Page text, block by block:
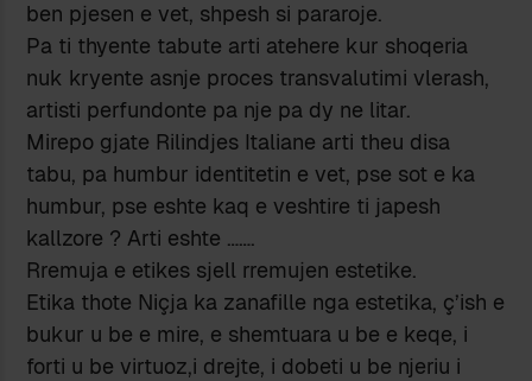
ben pjesen e vet, shpesh si pararoje.
Pa ti thyente tabute arti atehere kur shoqeria
nuk kryente asnje proces transvalutimi vlerash,
artisti perfundonte pa nje pa dy ne litar.
Mirepo gjate Rilindjes Italiane arti theu disa
tabu, pa humbur identitetin e vet, pse sot e ka
humbur, pse eshte kaq e veshtire ti japesh
kallzore ? Arti eshte …….
Rremuja e etikes sjell rremujen estetike.
Etika thote Niçja ka zanafille nga estetika, ç’ish e
bukur u be e mire, e shemtuara u be e keqe, i
forti u be virtuoz,i drejte, i dobeti u be njeriu i